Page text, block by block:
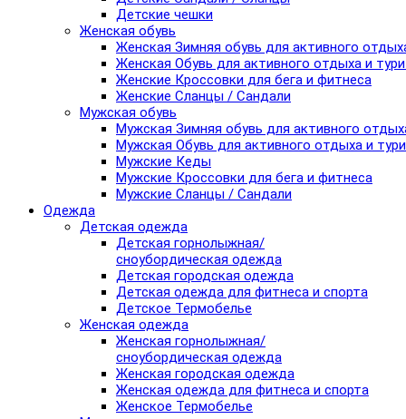
Детские чешки
Женская обувь
Женская Зимняя обувь для активного
Женская Обувь для активного отдыха и
Женские Кроссовки для бега и фитнеса
Женские Сланцы / Сандали
Мужская обувь
Мужская Зимняя обувь для активного
Мужская Обувь для активного отдыха и
Мужские Кеды
Мужские Кроссовки для бега и фитнеса
Мужские Сланцы / Сандали
Одежда
Детская одежда
Детская горнолыжная/
сноубордическая одежда
Детская городская одежда
Детская одежда для фитнеса и спорта
Детское Термобелье
Женская одежда
Женская горнолыжная/
сноубордическая одежда
Женская городская одежда
Женская одежда для фитнеса и спорта
Женское Термобелье